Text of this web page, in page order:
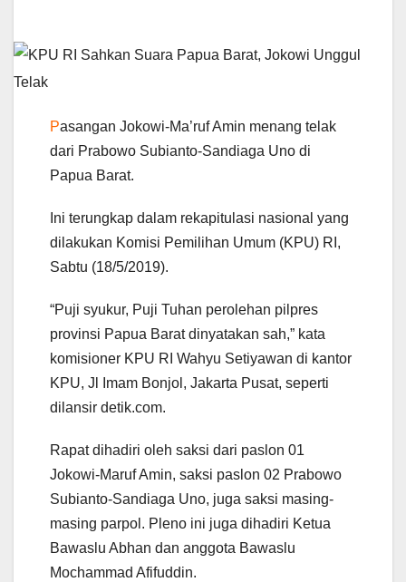
Pasangan Jokowi-Ma’ruf Amin menang telak
dari Prabowo Subianto-Sandiaga Uno di
Papua Barat.
Ini terungkap dalam rekapitulasi nasional yang
dilakukan Komisi Pemilihan Umum (KPU) RI,
Sabtu (18/5/2019).
“Puji syukur, Puji Tuhan perolehan pilpres
provinsi Papua Barat dinyatakan sah,” kata
komisioner KPU RI Wahyu Setiyawan di kantor
KPU, Jl Imam Bonjol, Jakarta Pusat, seperti
dilansir detik.com.
Rapat dihadiri oleh saksi dari paslon 01
Jokowi-Maruf Amin, saksi paslon 02 Prabowo
Subianto-Sandiaga Uno, juga saksi masing-
masing parpol. Pleno ini juga dihadiri Ketua
Bawaslu Abhan dan anggota Bawaslu
Mochammad Afifuddin.